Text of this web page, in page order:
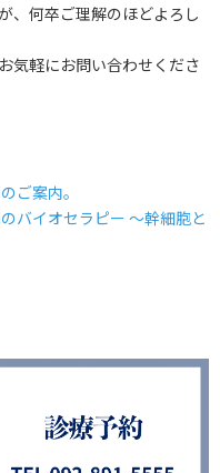
、何卒ご理解のほどよろし
気軽にお問い合わせくださ
ご案内。
バイオセラピー 〜幹細胞と